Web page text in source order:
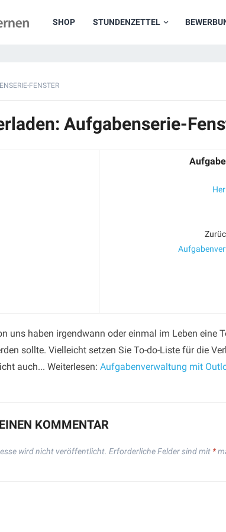
SHOP STUNDENZETTEL
FENSTER
Aufgabenserie-
uns haben irgendwann oder einmal im Leben eine
sollte. Vielleicht setzen Sie To-do-Liste für die
auch... Weiterlesen: Aufgabenverwaltung mit
KOMMENTAR
wird nicht veröffentlicht. Erforderliche Felder sind mit *